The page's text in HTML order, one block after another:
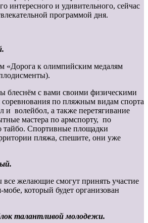
интересного и удивительного, сейчас
программой дня.
«Дорога к олимпийским медалям
блеснём с вами своими физическими
по пляжным видам спорта
и волейбол, а также перетягивание
мастера по армспорту, по
тайбо. Спортивные площадки
пляжа, спешите, они уже
желающие смогут принять участие
который будет организован
талантливой молодежи.